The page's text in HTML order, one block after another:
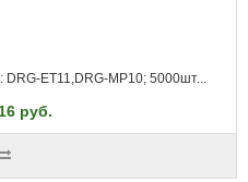
ET11,DRG-MP10; 5000шт...
руб.